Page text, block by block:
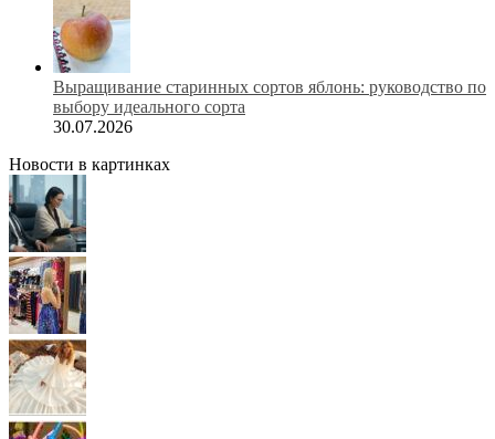
Выращивание старинных сортов яблонь: руководство по
выбору идеального сорта
30.07.2026
Новости в картинках